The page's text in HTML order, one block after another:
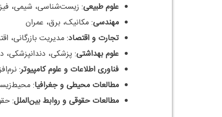
علوم طبیعی: زیست‌شناسی، شیمی،
مهندسی: مکانیک، برق، عمران
تجارت و اقتصاد: مدیریت بازرگانی،
علوم بهداشتی: پزشکی، دندانپزشکی،
فناوری اطلاعات و علوم کامپیوتر:
مطالعات محیطی و جغرافیا:
مطالعات حقوقی و روابط بین‌الملل: